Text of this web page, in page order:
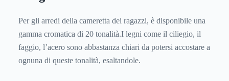
Per gli arredi della cameretta dei ragazzi, è disponibile una
gamma cromatica di 20 tonalità.I legni come il ciliegio, il
faggio, l’acero sono abbastanza chiari da potersi accostare a
ognuna di queste tonalità, esaltandole.